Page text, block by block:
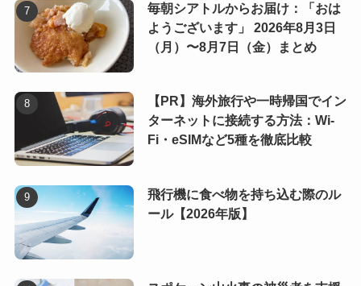
毎朝シアトルからお届け：「おは
ようございます」 2026年8月3日
（月）〜8月7日（金）まとめ
【PR】海外旅行や一時帰国でイン
ターネットに接続する方法：Wi-
Fi・eSIMなど5種を徹底比較
飛行機に食べ物を持ち込む際のル
ール【2026年版】